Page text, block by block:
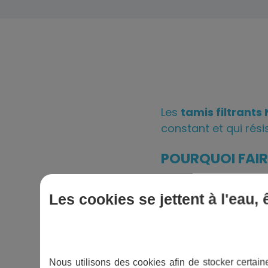
Les tamis filtrants
constant et qui
POURQUOI
MARQUE
Pour maintenir
Les cookies se jettent à l'eau,
Nous utilisons des cookies afin de stocker